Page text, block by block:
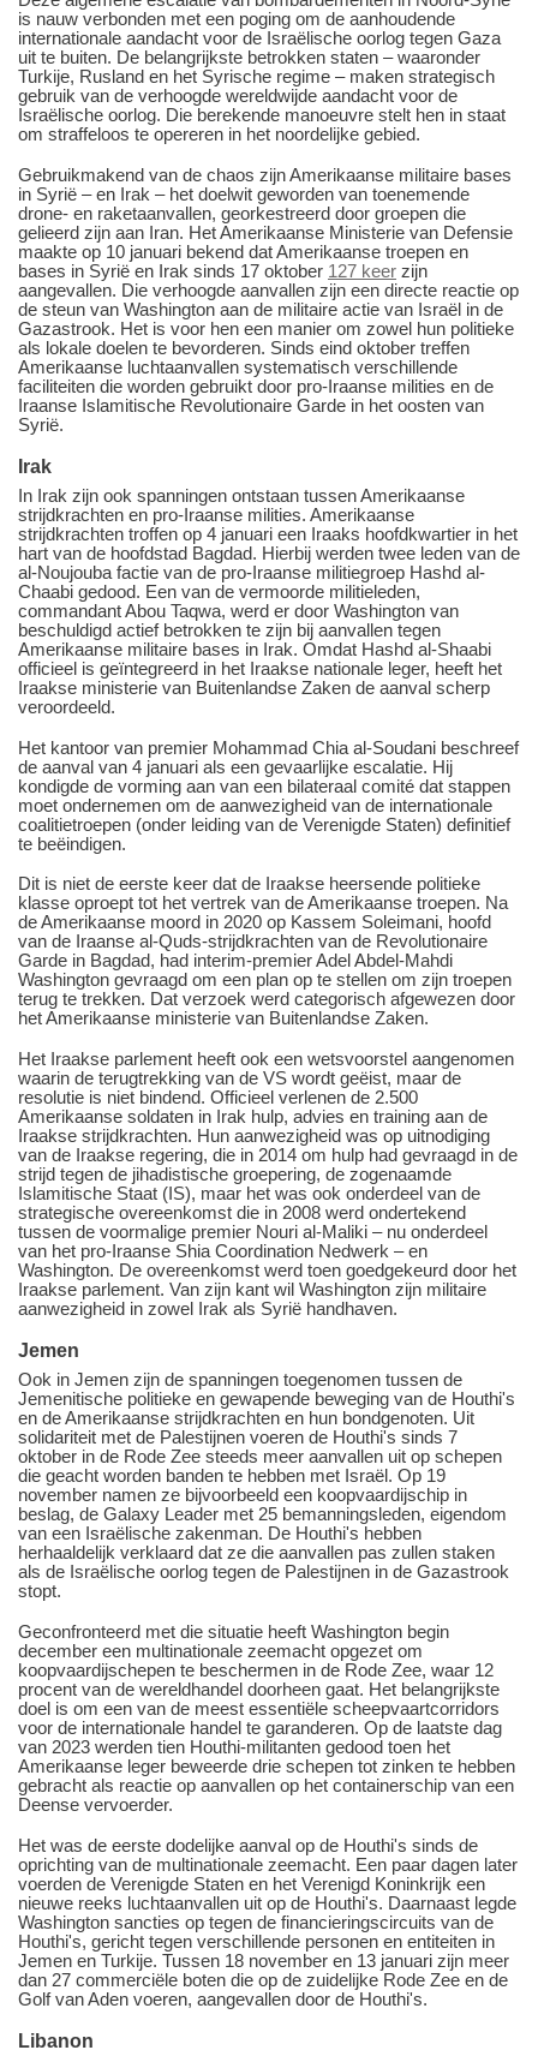
is nauw verbonden met een poging om de aanhoudende
internationale aandacht voor de Israëlische oorlog tegen Gaza
uit te buiten. De belangrijkste betrokken staten ‒ waaronder
Turkije, Rusland en het Syrische regime ‒ maken strategisch
gebruik van de verhoogde wereldwijde aandacht voor de
Israëlische oorlog. Die berekende manoeuvre stelt hen in staat
om straffeloos te opereren in het noordelijke gebied.
Gebruikmakend van de chaos zijn Amerikaanse militaire bases
in Syrië ‒ en Irak ‒ het doelwit geworden van toenemende
drone- en raketaanvallen, georkestreerd door groepen die
gelieerd zijn aan Iran. Het Amerikaanse Ministerie van Defensie
maakte op 10 januari bekend dat Amerikaanse troepen en
bases in Syrië en Irak sinds 17 oktober 127 keer zijn
aangevallen. Die verhoogde aanvallen zijn een directe reactie op
de steun van Washington aan de militaire actie van Israël in de
Gazastrook. Het is voor hen een manier om zowel hun politieke
als lokale doelen te bevorderen. Sinds eind oktober treffen
Amerikaanse luchtaanvallen systematisch verschillende
faciliteiten die worden gebruikt door pro-Iraanse milities en de
Iraanse Islamitische Revolutionaire Garde in het oosten van
Syrië.
Irak
In Irak zijn ook spanningen ontstaan tussen Amerikaanse
strijdkrachten en pro-Iraanse milities. Amerikaanse
strijdkrachten troffen op 4 januari een Iraaks hoofdkwartier in het
hart van de hoofdstad Bagdad. Hierbij werden twee leden van de
al-Noujouba factie van de pro-Iraanse militiegroep Hashd al-
Chaabi gedood. Een van de vermoorde militieleden,
commandant Abou Taqwa, werd er door Washington van
beschuldigd actief betrokken te zijn bij aanvallen tegen
Amerikaanse militaire bases in Irak. Omdat Hashd al-Shaabi
officieel is geïntegreerd in het Iraakse nationale leger, heeft het
Iraakse ministerie van Buitenlandse Zaken de aanval scherp
veroordeeld.
Het kantoor van premier Mohammad Chia al-Soudani beschreef
de aanval van 4 januari als een gevaarlijke escalatie. Hij
kondigde de vorming aan van een bilateraal comité dat stappen
moet ondernemen om de aanwezigheid van de internationale
coalitietroepen (onder leiding van de Verenigde Staten) definitief
te beëindigen.
Dit is niet de eerste keer dat de Iraakse heersende politieke
klasse oproept tot het vertrek van de Amerikaanse troepen. Na
de Amerikaanse moord in 2020 op Kassem Soleimani, hoofd
van de Iraanse al-Quds-strijdkrachten van de Revolutionaire
Garde in Bagdad, had interim-premier Adel Abdel-Mahdi
Washington gevraagd om een plan op te stellen om zijn troepen
terug te trekken. Dat verzoek werd categorisch afgewezen door
het Amerikaanse ministerie van Buitenlandse Zaken.
Het Iraakse parlement heeft ook een wetsvoorstel aangenomen
waarin de terugtrekking van de VS wordt geëist, maar de
resolutie is niet bindend. Officieel verlenen de 2.500
Amerikaanse soldaten in Irak hulp, advies en training aan de
Iraakse strijdkrachten. Hun aanwezigheid was op uitnodiging
van de Iraakse regering, die in 2014 om hulp had gevraagd in de
strijd tegen de jihadistische groepering, de zogenaamde
Islamitische Staat (IS), maar het was ook onderdeel van de
strategische overeenkomst die in 2008 werd ondertekend
tussen de voormalige premier Nouri al-Maliki ‒ nu onderdeel
van het pro-Iraanse Shia Coordination Nedwerk ‒ en
Washington. De overeenkomst werd toen goedgekeurd door het
Iraakse parlement. Van zijn kant wil Washington zijn militaire
aanwezigheid in zowel Irak als Syrië handhaven.
Jemen
Ook in Jemen zijn de spanningen toegenomen tussen de
Jemenitische politieke en gewapende beweging van de Houthi's
en de Amerikaanse strijdkrachten en hun bondgenoten. Uit
solidariteit met de Palestijnen voeren de Houthi's sinds 7
oktober in de Rode Zee steeds meer aanvallen uit op schepen
die geacht worden banden te hebben met Israël. Op 19
november namen ze bijvoorbeeld een koopvaardijschip in
beslag, de Galaxy Leader met 25 bemanningsleden, eigendom
van een Israëlische zakenman. De Houthi's hebben
herhaaldelijk verklaard dat ze die aanvallen pas zullen staken
als de Israëlische oorlog tegen de Palestijnen in de Gazastrook
stopt.
Geconfronteerd met die situatie heeft Washington begin
december een multinationale zeemacht opgezet om
koopvaardijschepen te beschermen in de Rode Zee, waar 12
procent van de wereldhandel doorheen gaat. Het belangrijkste
doel is om een van de meest essentiële scheepvaartcorridors
voor de internationale handel te garanderen. Op de laatste dag
van 2023 werden tien Houthi-militanten gedood toen het
Amerikaanse leger beweerde drie schepen tot zinken te hebben
gebracht als reactie op aanvallen op het containerschip van een
Deense vervoerder.
Het was de eerste dodelijke aanval op de Houthi's sinds de
oprichting van de multinationale zeemacht. Een paar dagen later
voerden de Verenigde Staten en het Verenigd Koninkrijk een
nieuwe reeks luchtaanvallen uit op de Houthi's. Daarnaast legde
Washington sancties op tegen de financieringscircuits van de
Houthi's, gericht tegen verschillende personen en entiteiten in
Jemen en Turkije. Tussen 18 november en 13 januari zijn meer
dan 27 commerciële boten die op de zuidelijke Rode Zee en de
Golf van Aden voeren, aangevallen door de Houthi's.
Libanon